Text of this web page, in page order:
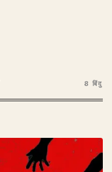
8 बिंदु